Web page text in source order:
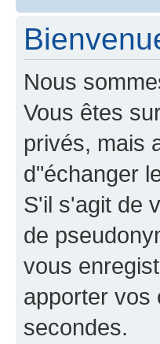
Nous
Vous êtes
privés, mais
d"échanger
S'il s'agit de
de
vous
apporter vos
secondes.